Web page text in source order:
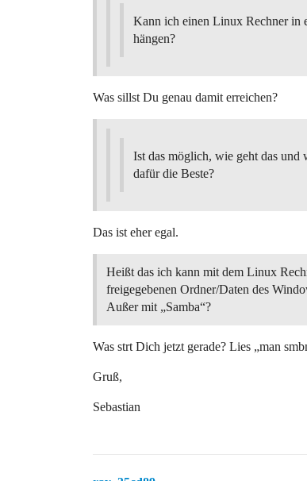
Kann ich einen Linux Rechner in
hängen?
Was sillst Du genau damit erreichen?
Ist das möglich, wie geht das und
dafür die Beste?
Das ist eher egal.
Heißt das ich kann mit dem Linux
freigegebenen Ordner/Daten des
Außer mit „Samba“?
Was strt Dich jetzt gerade? Lies „man
Gruß,
Sebastian